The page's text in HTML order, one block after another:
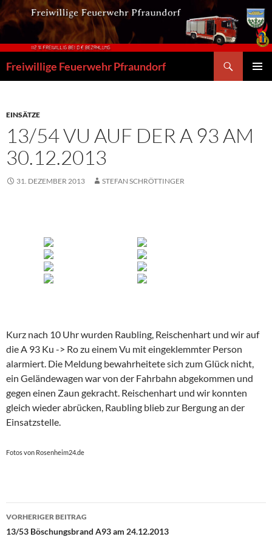
Zum
Inhalt
springen
Freiwillige Feuerwehr Pfraundorf
EINSÄTZE
13/54 VU AUF DER A 93 AM
30.12.2013
31. DEZEMBER 2013 STEFAN SCHRÖTTINGER
Kurz nach 10 Uhr wurden Raubling, Reischenhart und wir auf
die A 93 Ku -> Ro zu einem Vu mit eingeklemmter Person
alarmiert. Die Meldung bewahrheitete sich zum Glück nicht,
ein Geländewagen war von der Fahrbahn abgekommen und
gegen einen Zaun gekracht. Reischenhart und wir konnten
gleich wieder abrücken, Raubling blieb zur Bergung an der
Einsatzstelle.
Fotos von Rosenheim24.de
Beitragsnavigation
VORHERIGER BEITRAG
13/53 Böschungsbrand A93 am 24.12.2013